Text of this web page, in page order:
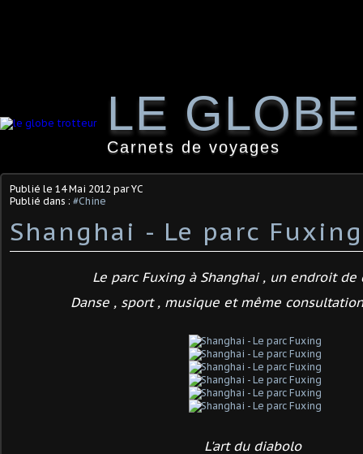
LE
Carnets de voyages
Publié le 14 Mai 2012 par YC
Publié dans : #Chine
Shanghai - Le parc Fuxing
Le parc Fuxing à Shanghai , un endroit de
Danse , sport , musique et même
L'art du diabolo